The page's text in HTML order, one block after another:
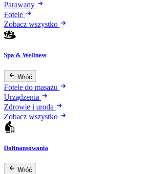
Parawany
Fotele
Zobacz wszystko
Spa & Wellness
Wróć
Fotele do masażu
Urządzenia
Zdrowie i uroda
Zobacz wszystko
Dofinansowania
Wróć